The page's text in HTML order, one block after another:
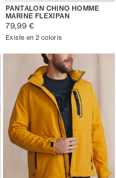
PANTALON CHINO HOMME
MARINE FLEXIPAN
79,99 €
Existe en 2 coloris